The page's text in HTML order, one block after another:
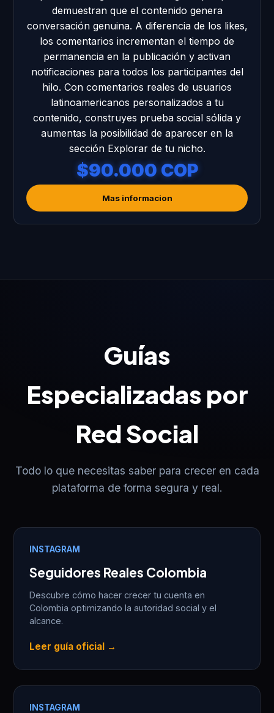
demuestran que el contenido genera
conversación genuina. A diferencia de los likes,
los comentarios incrementan el tiempo de
permanencia en la publicación y activan
notificaciones para todos los participantes del
hilo. Con comentarios reales de usuarios
latinoamericanos personalizados a tu
contenido, construyes prueba social sólida y
aumentas la posibilidad de aparecer en la
sección Explorar de tu nicho.
$90.000 COP
Mas informacion
Guías
Especializadas por
Red Social
Todo lo que necesitas saber para crecer en cada
plataforma de forma segura y real.
INSTAGRAM
Seguidores Reales Colombia
Descubre cómo hacer crecer tu cuenta en
Colombia optimizando la autoridad social y el
alcance.
Leer guía oficial →
INSTAGRAM